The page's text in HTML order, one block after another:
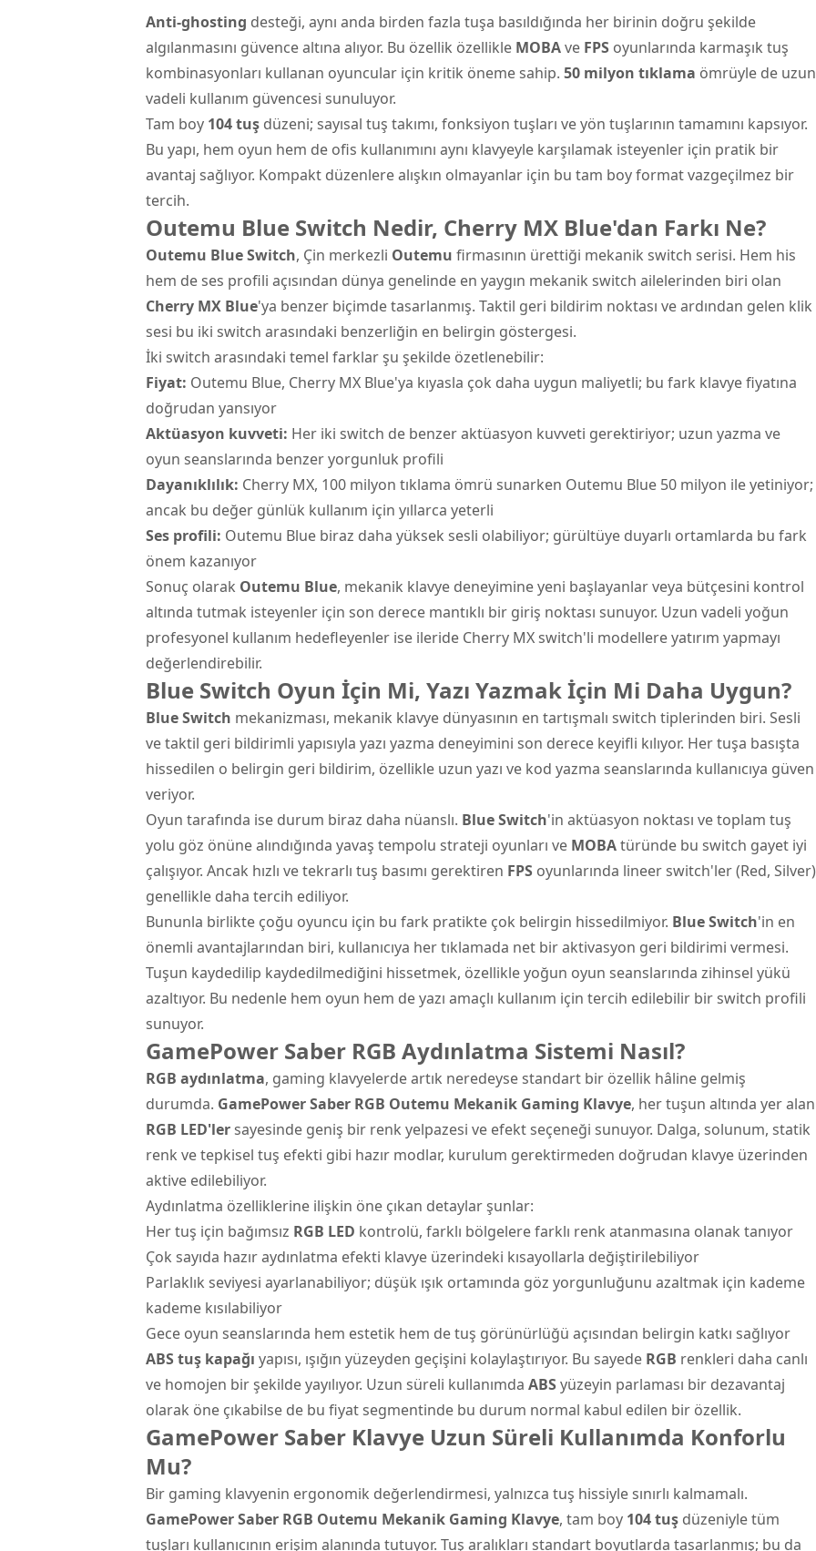
Anti-ghosting desteği, aynı anda birden fazla tuşa basıldığında her birinin doğru şekilde
algılanmasını güvence altına alıyor. Bu özellik özellikle MOBAve FPS oyunlarında karmaşık tuş
kombinasyonları kullanan oyuncular için kritik öneme sahip. 50 milyon tıklama ömrüyle de uzun
vadeli kullanım güvencesi sunuluyor.
Tam boy 104 tuş düzeni; sayısal tuş takımı, fonksiyon tuşları ve yön tuşlarının tamamını kapsıyor.
Bu yapı, hem oyun hem de ofis kullanımını aynı klavyeyle karşılamak isteyenler için pratik bir
avantaj sağlıyor. Kompakt düzenlere alışkın olmayanlar için bu tam boy format vazgeçilmez bir
tercih.
Outemu Blue Switch Nedir, Cherry MX Blue'dan Farkı Ne?
Outemu Blue Switch, Çin merkezli Outemu firmasının ürettiği mekanik switch serisi. Hem his
hem de ses profili açısından dünya genelinde en yaygın mekanik switch ailelerinden biri olan
Cherry MX Blue'ya benzer biçimde tasarlanmış. Taktil geri bildirim noktası ve ardından gelen klik
sesi bu iki switch arasındaki benzerliğin en belirgin göstergesi.
İki switch arasındaki temel farklar şu şekilde özetlenebilir:
Fiyat: Outemu Blue, Cherry MX Blue'ya kıyasla çok daha uygun maliyetli; bu fark klavye fiyatına
doğrudan yansıyor
Aktüasyon kuvveti: Her iki switch de benzer aktüasyon kuvveti gerektiriyor; uzun yazma ve
oyun seanslarında benzer yorgunluk profili
Dayanıklılık: Cherry MX, 100 milyon tıklama ömrü sunarken Outemu Blue 50 milyon ile yetiniyor;
ancak bu değer günlük kullanım için yıllarca yeterli
Ses profili: Outemu Blue biraz daha yüksek sesli olabiliyor; gürültüye duyarlı ortamlarda bu fark
önem kazanıyor
Sonuç olarak Outemu Blue, mekanik klavye deneyimine yeni başlayanlar veya bütçesini kontrol
altında tutmak isteyenler için son derece mantıklı bir giriş noktası sunuyor. Uzun vadeli yoğun
profesyonel kullanım hedefleyenler ise ileride Cherry MX switch'li modellere yatırım yapmayı
değerlendirebilir.
Blue Switch Oyun İçin Mi, Yazı Yazmak İçin Mi Daha Uygun?
Blue Switch mekanizması, mekanik klavye dünyasının en tartışmalı switch tiplerinden biri. Sesli
ve taktil geri bildirimli yapısıyla yazı yazma deneyimini son derece keyifli kılıyor. Her tuşa basışta
hissedilen o belirgin geri bildirim, özellikle uzun yazı ve kod yazma seanslarında kullanıcıya güven
veriyor.
Oyun tarafında ise durum biraz daha nüanslı. Blue Switch'in aktüasyon noktası ve toplam tuş
yolu göz önüne alındığında yavaş tempolu strateji oyunları ve MOBAtüründe bu switch gayet iyi
çalışıyor. Ancak hızlı ve tekrarlı tuş basımı gerektiren FPS oyunlarında lineer switch'ler (Red, Silver)
genellikle daha tercih ediliyor.
Bununla birlikte çoğu oyuncu için bu fark pratikte çok belirgin hissedilmiyor. Blue Switch'in en
önemli avantajlarından biri, kullanıcıya her tıklamada net bir aktivasyon geri bildirimi vermesi.
Tuşun kaydedilip kaydedilmediğini hissetmek, özellikle yoğun oyun seanslarında zihinsel yükü
azaltıyor. Bu nedenle hem oyun hem de yazı amaçlı kullanım için tercih edilebilir bir switch profili
sunuyor.
GamePower Saber RGB Aydınlatma Sistemi Nasıl?
RGB aydınlatma, gaming klavyelerde artık neredeyse standart bir özellik hâline gelmiş
durumda. GamePower Saber RGB Outemu Mekanik Gaming Klavye, her tuşun altında yer alan
RGB LED'lersayesinde geniş bir renk yelpazesi ve efekt seçeneği sunuyor. Dalga, solunum, statik
renk ve tepkisel tuş efekti gibi hazır modlar, kurulum gerektirmeden doğrudan klavye üzerinden
aktive edilebiliyor.
Aydınlatma özelliklerine ilişkin öne çıkan detaylar şunlar:
Her tuş için bağımsız RGB LED kontrolü, farklı bölgelere farklı renk atanmasına olanak tanıyor
Çok sayıda hazır aydınlatma efekti klavye üzerindeki kısayollarla değiştirilebiliyor
Parlaklık seviyesi ayarlanabiliyor; düşük ışık ortamında göz yorgunluğunu azaltmak için kademe
kademe kısılabiliyor
Gece oyun seanslarında hem estetik hem de tuş görünürlüğü açısından belirgin katkı sağlıyor
ABS tuş kapağı yapısı, ışığın yüzeyden geçişini kolaylaştırıyor. Bu sayede RGB renkleri daha canlı
ve homojen bir şekilde yayılıyor. Uzun süreli kullanımda ABSyüzeyin parlaması bir dezavantaj
olarak öne çıkabilse de bu fiyat segmentinde bu durum normal kabul edilen bir özellik.
GamePower Saber Klavye Uzun Süreli Kullanımda Konforlu
Mu?
Bir gaming klavyenin ergonomik değerlendirmesi, yalnızca tuş hissiyle sınırlı kalmamalı.
GamePower Saber RGB Outemu Mekanik Gaming Klavye, tam boy 104 tuş düzeniyle tüm
tuşları kullanıcının erişim alanında tutuyor. Tuş aralıkları standart boyutlarda tasarlanmış; bu da